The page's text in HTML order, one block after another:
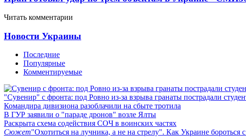
Читать комментарии
Новости Украины
Последние
Популярные
Комментируемые
"Сувенир" с фронта: под Ровно из-за взрыва гранаты пострадали
Командира дивизиона разоблачили на сбыте тротила
В ГУР заявили о "параде дронов" возле Ялты
Раскрыта схема содействия СОЧ в воинских частях
Сюжет"Охотиться на лучника, а не на стрелу". Как Украине бороться